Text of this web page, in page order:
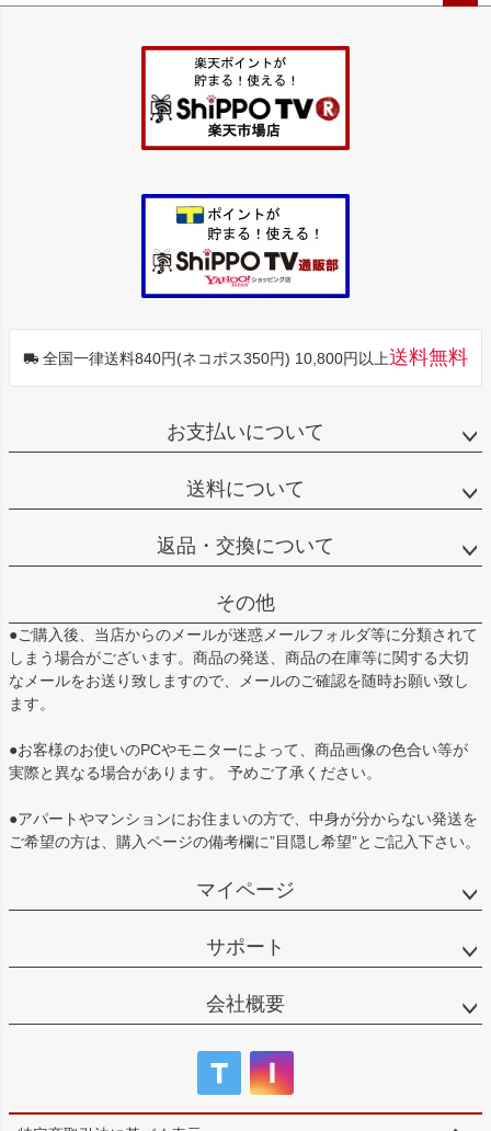
全国一律送料840円(ネコポス350円) 10,800円以上送料無料
お支払いについて
送料について
返品・交換について
その他
●ご購入後、当店からのメールが迷惑メールフォルダ等に分類されて
しまう場合がございます。商品の発送、商品の在庫等に関する大切
なメールをお送り致しますので、メールのご確認を随時お願い致し
ます。
●お客様のお使いのPCやモニターによって、商品画像の色合い等が
実際と異なる場合があります。 予めご了承ください。
●アパートやマンションにお住まいの方で、中身が分からない発送を
ご希望の方は、購入ページの備考欄に”目隠し希望”とご記入下さい。
マイページ
サポート
会社概要